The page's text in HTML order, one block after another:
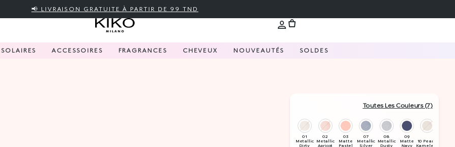
📢 LIVRAISON GRATUITE À PARTIR DE 99 TND
SOLAIRES ACCESSOIRES FRAGRANCES CHEVEUX NOUVEAUTÉS SOLDES
Toutes Les Couleurs (7)